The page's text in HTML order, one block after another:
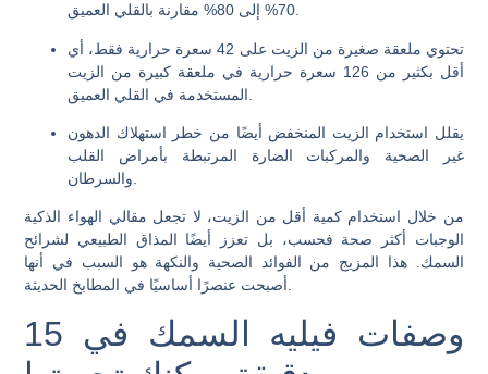
70% إلى 80% مقارنة بالقلي العميق.
تحتوي ملعقة صغيرة من الزيت على 42 سعرة حرارية فقط، أي
أقل بكثير من 126 سعرة حرارية في ملعقة كبيرة من الزيت
يقلل استخدام الزيت المنخفض أيضًا من خطر استهلاك الدهون
غير الصحية والمركبات الضارة المرتبطة بأمراض القلب
من خلال استخدام كمية أقل من الزيت، لا تجعل مقالي الهواء الذكية
الوجبات أكثر صحة فحسب، بل تعزز أيضًا المذاق الطبيعي لشرائح
السمك. هذا المزيج من الفوائد الصحية والنكهة هو السبب في أنها
أصبحت عنصرًا أساسيًا في المطابخ الحديثة.
وصفات فيليه السمك في 15